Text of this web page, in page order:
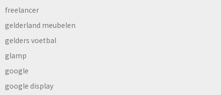
freelancer
gelderland meubelen
gelders voetbal
glamp
google
google display